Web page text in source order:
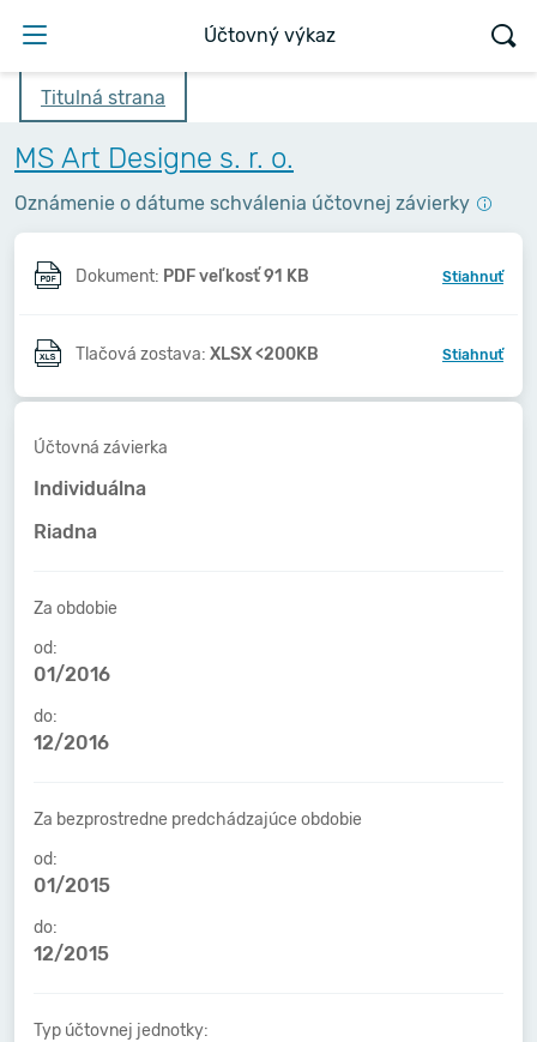
Účtovný výkaz
Titulná strana
MS Art Designe s. r. o.
Oznámenie o dátume schválenia účtovnej závierky
Dokument: PDF veľkosť 91 KB Stiahnuť
Tlačová zostava: XLSX <200KB Stiahnuť
Účtovná závierka
Individuálna
Riadna
Za obdobie
od:
01/2016
do:
12/2016
Za bezprostredne predchádzajúce obdobie
od:
01/2015
do:
12/2015
Typ účtovnej jednotky: